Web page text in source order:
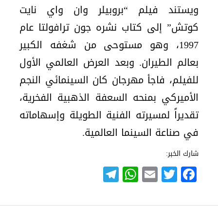
ويستند فيلم “بروبيلر وان واي نايت
كوتش” إلى كتاب نشره جون ترافولتا عام
1997، وهو مستوحى من شغفه الكبير
بعالم الطيران. وبعد العرض العالمي الأول
للفيلم، فاجأ مهرجان كان السينمائي النجم
الأميركي بمنحه السعفة الذهبية الفخرية،
تقديراً لمسيرته الفنية الطويلة وإسهاماته
في صناعة السينما العالمية.
شارك الخبر:
Facebook
Twitter
Email
WhatsApp